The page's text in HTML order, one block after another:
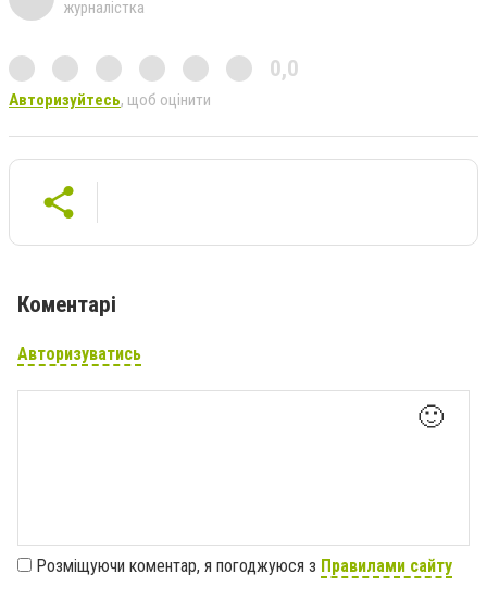
журналістка
0,0
Авторизуйтесь, щоб оцінити
Коментарі
Авторизуватись
🙂
Розміщуючи коментар, я погоджуюся з Правилами сайту